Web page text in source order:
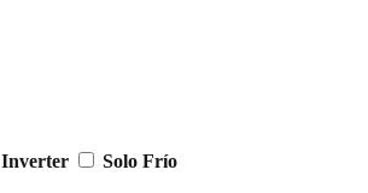
Inverter Solo Frío